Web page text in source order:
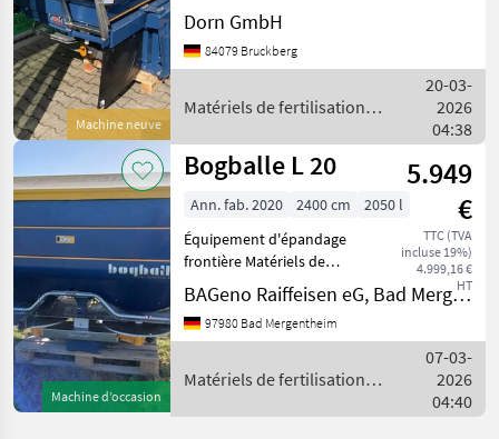
Machine neuve
fertilisation et irrigation
Distributeurs d’engrais
minéral
Dorn GmbH
84079 Bruckberg
Matériels de fertilisation et
20-03-
2026
04:38
Machine d’occasion
Bogballe L 20
5.949
€
TTC (TVA
incluse 19%)
4.999,16 €
HT
Ann. fab. 2020 2400 cm
2050 l
Équipement d'épandage
frontière Matériels de
fertilisation et irrigation
Distributeurs d’engrais
minéral
BAGeno Raiffeisen eG, Bad Mergentheim
97980 Bad Mergentheim
Matériels de fertilisation et
07-03-
2026
04:40